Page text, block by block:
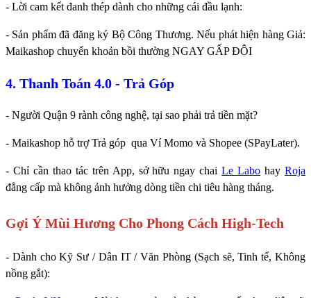
- Lời cam kết đanh thép dành cho những cái đầu lạnh:
- Sản phẩm đã đăng ký Bộ Công Thương. Nếu phát hiện hàng Giả:
Maikashop chuyển khoản bồi thường NGAY GẤP ĐÔI
4. Thanh Toán 4.0 - Trả Góp
- Người Quận 9 rành công nghệ, tại sao phải trả tiền mặt?
- Maikashop hỗ trợ Trả góp qua Ví Momo và Shopee (SPayLater).
- Chỉ cần thao tác trên App, sở hữu ngay chaiLe Labo hayRoja
đẳng cấp mà không ảnh hưởng dòng tiền chi tiêu hàng tháng.
Gợi Ý Mùi Hương Cho Phong Cách High-Tech
- Dành cho Kỹ Sư / Dân IT / Văn Phòng (Sạch sẽ, Tinh tế, Không
nồng gắt):